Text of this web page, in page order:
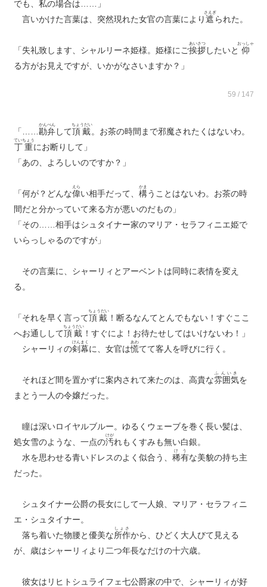
でも、私の場合は……」
言いかけた言葉は、突然現れた女官の言葉により遮
さえぎ
られた。
「失礼致します、シャルリーネ姫様。姫様にご挨拶
あいさつ
したいと 仰
おっしゃ
る方がお見えですが、いかがなさいますか？」
59 / 147
「…… 勘弁
かんべん
して頂戴
ちょうだい
。お茶の時間まで邪魔されたくはないわ。
丁重
ていちょう
にお断りして」
「あの、よろしいのですか？」
「何が？どんな偉
えら
い相手だって、 構
かま
うことはないわ。お茶の時
間だと分かっていて来る方が悪いのだもの」
「その……相手はシュタイナー家のマリア・セラフィニエ姫で
いらっしゃるのですが」
その言葉に、シャーリィとアーベントは同時に表情を変え
る。
「それを早く言って頂戴
ちょうだい
！断るなんてとんでもない！すぐここ
へお通しして頂戴
ちょうだい
！すぐによ！お待たせしてはいけないわ！」
シャーリィの剣幕
けんまく
に、女官は慌
あわ
てて客人を呼びに行く。
それほど間を置かずに案内されて来たのは、高貴な雰囲気
ふんいき
を
まとう一人の令嬢だった。
瞳は深いロイヤルブルー。ゆるくウェーブを巻く長い髪は、
処女雪のような、一点の汚
けが
れもくすみも無い白銀。
水を思わせる青いドレスのよく似合う、 稀有
けう
な美貌の持ち主
だった。
シュタイナー公爵の長女にして一人娘、マリア・セラフィニ
エ・シュタイナー。
落ち着いた物腰と優美な所作
しょさ
から、ひどく大人びて見える
が、歳はシャーリィより二つ年長なだけの十六歳。
彼女はリヒトシュライフェ七公爵家の中で、シャーリィが好